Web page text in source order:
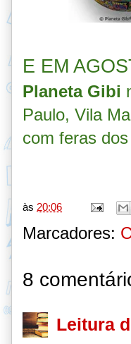
E EM
Planeta Gibi
Paulo, Vila
com feras
às 20:06
Marcadores:
8
Leitura